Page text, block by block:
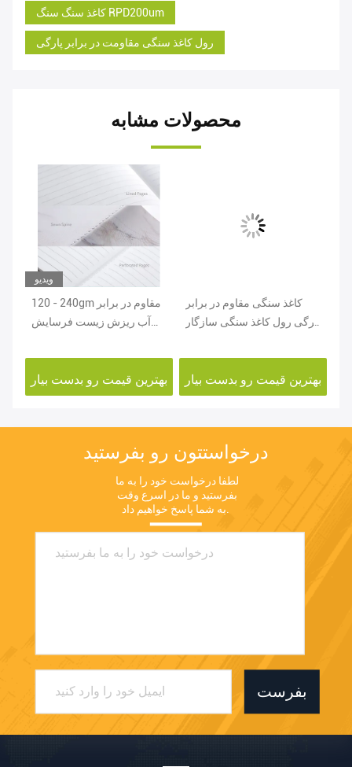
کاغذ سنگ سنگ RPD200um
رول کاغذ سنگی مقاومت در برابر پارگی
محصولات مشابه
ویدیو
120 - 240gm مقاوم در برابر
آب ریزش زیست فرسایش
نوت بوک
بهترین قیمت رو بدست بیار
کاغذ سنگی مقاوم در برابر
پارگی رول کاغذ سنگی سازگار
گرمی برای جعبه
بهترین قیمت رو بدست بیار
درخواستتون رو بفرستيد
بفرست